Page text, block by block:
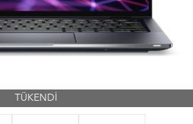
TÜKENDİ